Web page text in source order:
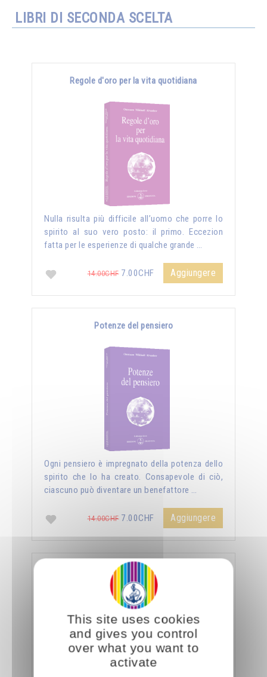
LIBRI DI SECONDA SCELTA
Regole d'oro per la vita quotidiana
Nulla risulta più difficile all’uomo che porre lo
spirito al suo vero posto: il primo. Eccezion
fatta per le esperienze di qualche grande …
14.00CHF7.00CHF Aggiungere
Potenze del pensiero
Ogni pensiero è impregnato della potenza dello
spirito che lo ha creato. Consapevole di ciò,
ciascuno può diventare un benefattore …
14.00CHF7.00CHF Aggiungere
La sessualità forza del cielo
This site uses cookies
and gives you control
over what you want to
activate